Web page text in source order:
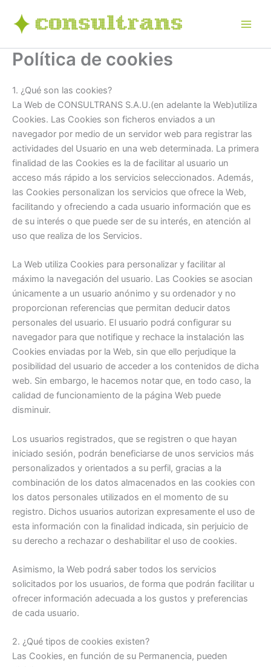
contenido
Política de cookies
1. ¿Qué son las cookies?
La Web de CONSULTRANS S.A.U.(en adelante la Web)utiliza
Cookies. Las Cookies son ficheros enviados a un
navegador por medio de un servidor web para registrar las
actividades del Usuario en una web determinada. La primera
finalidad de las Cookies es la de facilitar al usuario un
acceso más rápido a los servicios seleccionados. Además,
las Cookies personalizan los servicios que ofrece la Web,
facilitando y ofreciendo a cada usuario información que es
de su interés o que puede ser de su interés, en atención al
uso que realiza de los Servicios.
La Web utiliza Cookies para personalizar y facilitar al
máximo la navegación del usuario. Las Cookies se asocian
únicamente a un usuario anónimo y su ordenador y no
proporcionan referencias que permitan deducir datos
personales del usuario. El usuario podrá configurar su
navegador para que notifique y rechace la instalación las
Cookies enviadas por la Web, sin que ello perjudique la
posibilidad del usuario de acceder a los contenidos de dicha
web. Sin embargo, le hacemos notar que, en todo caso, la
calidad de funcionamiento de la página Web puede
disminuir.
Los usuarios registrados, que se registren o que hayan
iniciado sesión, podrán beneficiarse de unos servicios más
personalizados y orientados a su perfil, gracias a la
combinación de los datos almacenados en las cookies con
los datos personales utilizados en el momento de su
registro. Dichos usuarios autorizan expresamente el uso de
esta información con la finalidad indicada, sin perjuicio de
su derecho a rechazar o deshabilitar el uso de cookies.
Asimismo, la Web podrá saber todos los servicios
solicitados por los usuarios, de forma que podrán facilitar u
ofrecer información adecuada a los gustos y preferencias
de cada usuario.
2. ¿Qué tipos de cookies existen?
Las Cookies, en función de su Permanencia, pueden